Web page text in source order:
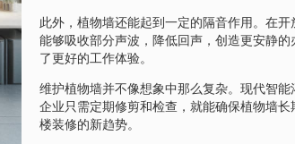
此外，植物墙还能起到一定的隔音作用。在
能够吸收部分声波，降低回声，创造更安静
了更好的工作体验。
维护植物墙并不像想象中那么复杂。现代智
企业只需定期修剪和检查，就能确保植物墙
楼装修的新趋势。